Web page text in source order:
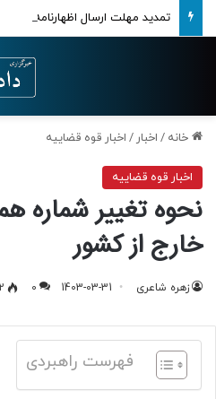
تمدید مهلت ارسال اظهارنامه‌های
خانه / اخبار / اخبار قوه قضاییه
اخبار قوه قضاییه
نحوه تغییر شماره
خارج از کشور
زهره شاعری 1403-03-31
0
فهرست راهبردی